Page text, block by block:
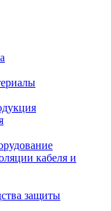
кабеля и
защиты